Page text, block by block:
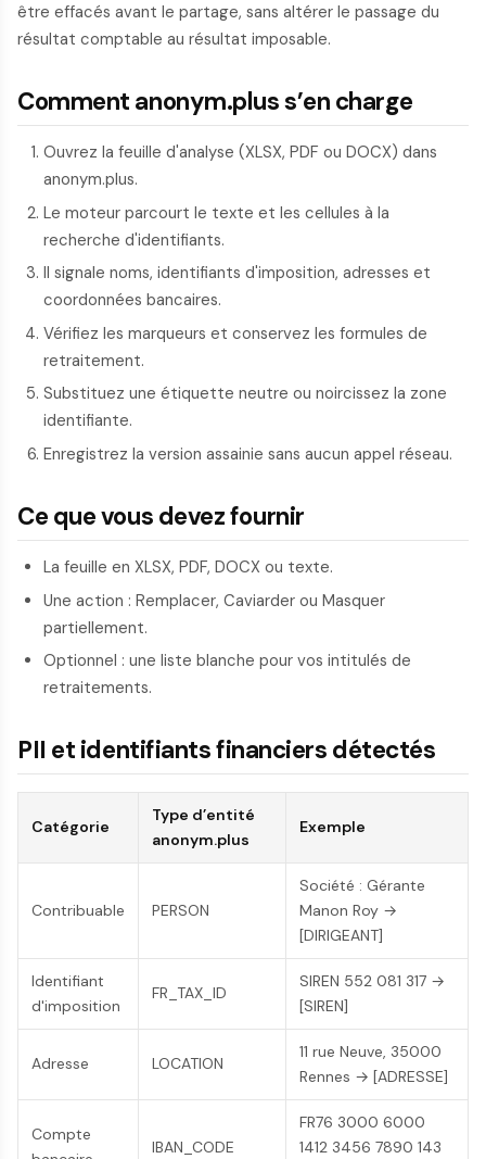
être effacés avant le partage, sans altérer le passage du
résultat comptable au résultat imposable.
Comment anonym.plus s’en charge
Ouvrez la feuille d'analyse (XLSX, PDF ou DOCX) dans
anonym.plus.
Le moteur parcourt le texte et les cellules à la
recherche d'identifiants.
Il signale noms, identifiants d'imposition, adresses et
coordonnées bancaires.
Vérifiez les marqueurs et conservez les formules de
retraitement.
Substituez une étiquette neutre ou noircissez la zone
identifiante.
Enregistrez la version assainie sans aucun appel réseau.
Ce que vous devez fournir
La feuille en XLSX, PDF, DOCX ou texte.
Une action : Remplacer, Caviarder ou Masquer
partiellement.
Optionnel : une liste blanche pour vos intitulés de
retraitements.
PII et identifiants financiers détectés
Catégorie
Type d’entité
anonym.plus
Exemple
Contribuable PERSON
Société : Gérante
Manon Roy →
[DIRIGEANT]
Identifiant
d'imposition
FR_TAX_ID
SIREN 552 081 317 →
[SIREN]
Adresse LOCATION
11 rue Neuve, 35000
Rennes → [ADRESSE]
Compte
IBAN_CODE
FR76 3000 6000
1412 3456 7890 143